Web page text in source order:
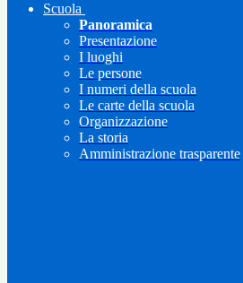
Scuola
Panoramica
Presentazione
I luoghi
Le persone
I numeri della scuola
Le carte della scuola
Organizzazione
La storia
Amministrazione trasparente